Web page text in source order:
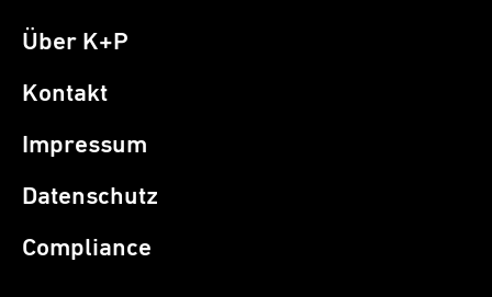
Über K+P
Kontakt
Impressum
Datenschutz
Compliance